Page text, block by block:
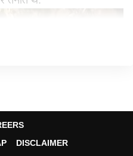
DISCLAIMER